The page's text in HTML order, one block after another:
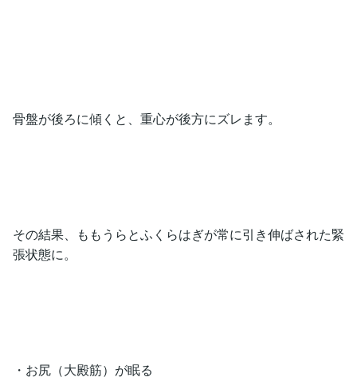
骨盤が後ろに傾くと、重心が後方にズレます。
その結果、ももうらとふくらはぎが常に引き伸ばされた緊
張状態に。
・お尻（大殿筋）が眠る